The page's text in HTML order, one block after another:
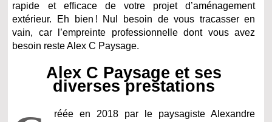
rapide et efficace de votre projet d’aménagement
extérieur. Eh bien ! Nul besoin de vous tracasser en
vain, car l’empreinte professionnelle dont vous avez
besoin reste Alex C Paysage.
Alex C Paysage et ses
diverses prestations
réée en 2018 par le paysagiste Alexandre